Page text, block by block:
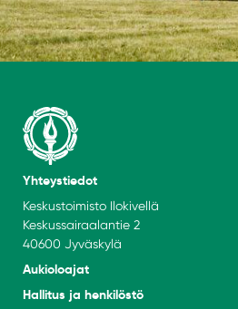
Yhteystiedot
Keskustoimisto Ilokivellä
Keskussairaalantie 2
40600 Jyväskylä
Aukioloajat
Hallitus ja henkilöstö